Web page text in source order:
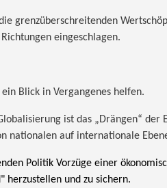
grenz­über­schrei­ten­den
eingeschlagen.
Blick in Vergangenes helfen.
ist das „Drängen“
nationalen auf internationale
Politik Vorzüge einer
herzustellen und zu sichern.